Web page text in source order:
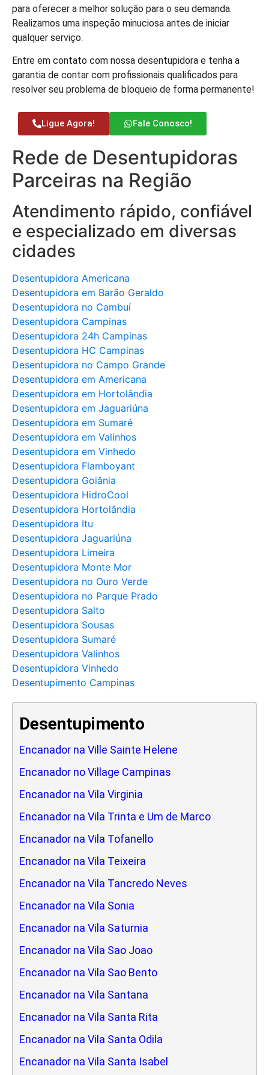
para oferecer a melhor solução para o seu demanda.
Realizamos uma inspeção minuciosa antes de iniciar
qualquer serviço.
Entre em contato com nossa desentupidora e tenha a
garantia de contar com profissionais qualificados para
resolver seu problema de bloqueio de forma permanente!
Ligue Agora! Fale Conosco!
Rede de Desentupidoras
Parceiras na Região
Atendimento rápido, confiável
e especializado em diversas
cidades
Desentupidora Americana
Desentupidora em Barão Geraldo
Desentupidora no Cambuí
Desentupidora Campinas
Desentupidora 24h Campinas
Desentupidora HC Campinas
Desentupidora no Campo Grande
Desentupidora em Americana
Desentupidora em Hortolândia
Desentupidora em Jaguariúna
Desentupidora em Sumaré
Desentupidora em Valinhos
Desentupidora em Vinhedo
Desentupidora Flamboyant
Desentupidora Goiânia
Desentupidora HidroCool
Desentupidora Hortolândia
Desentupidora Itu
Desentupidora Jaguariúna
Desentupidora Limeira
Desentupidora Monte Mor
Desentupidora no Ouro Verde
Desentupidora no Parque Prado
Desentupidora Salto
Desentupidora Sousas
Desentupidora Sumaré
Desentupidora Valinhos
Desentupidora Vinhedo
Desentupimento Campinas
Desentupimento
Encanador na Ville Sainte Helene
Encanador no Village Campinas
Encanador na Vila Virginia
Encanador na Vila Trinta e Um de Marco
Encanador na Vila Tofanello
Encanador na Vila Teixeira
Encanador na Vila Tancredo Neves
Encanador na Vila Sonia
Encanador na Vila Saturnia
Encanador na Vila Sao Joao
Encanador na Vila Sao Bento
Encanador na Vila Santana
Encanador na Vila Santa Rita
Encanador na Vila Santa Odila
Encanador na Vila Santa Isabel